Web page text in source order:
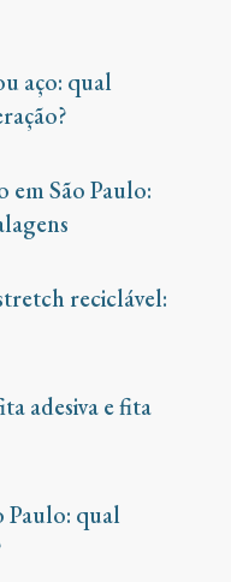
aço: qual
São Paulo:
reciclável:
adesiva e fita
Paulo: qual